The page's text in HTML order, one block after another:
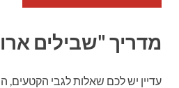
מדריך "שבילים
עדיין יש לכם שאלות לגבי הקטעים,